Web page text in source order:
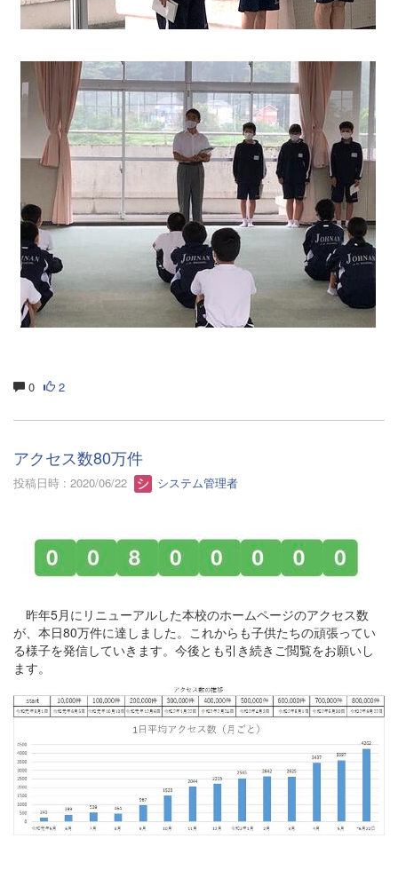
0 2
アクセス数80万件
投稿日時 : 2020/06/22 システム管理者
昨年5月にリニューアルした本校のホームページのアクセス数
が、本日80万件に達しました。これからも子供たちの頑張ってい
る様子を発信していきます。今後とも引き続きご閲覧をお願いし
ます。